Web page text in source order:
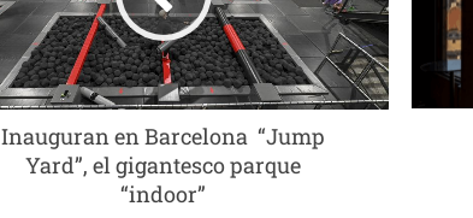
Inauguran en Barcelona “Jump
Yard”, el gigantesco parque
“indoor”